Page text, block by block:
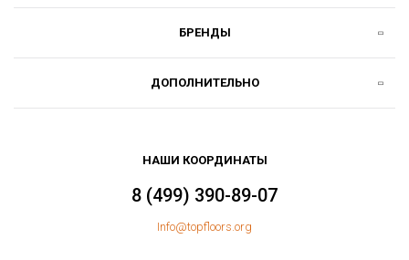
БРЕНДЫ
ДОПОЛНИТЕЛЬНО
НАШИ КООРДИНАТЫ
8 (499) 390-89-07
Info@topfloors.org